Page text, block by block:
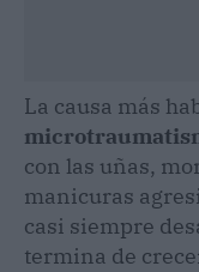
La causa más
con las uñas,
manicuras
casi siempre
termina de